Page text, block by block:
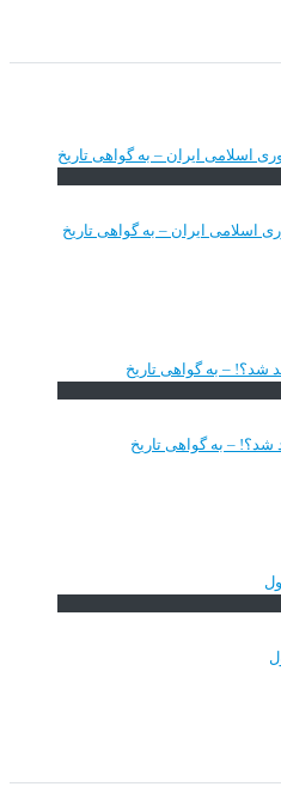
اسلامی ایران – به گواهی تاریخ
– به گواهی تاریخ